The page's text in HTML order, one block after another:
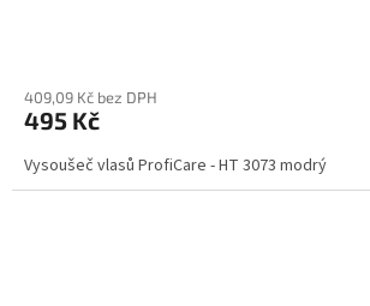
409,09 Kč bez DPH
495 Kč
Vysoušeč vlasů ProfiCare - HT 3073 modrý